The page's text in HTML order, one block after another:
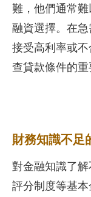
難，他們通常
融資選擇。在
接受高利率或
查貸款條件的重
財務知識不足
對金融知識了
評分制度等基